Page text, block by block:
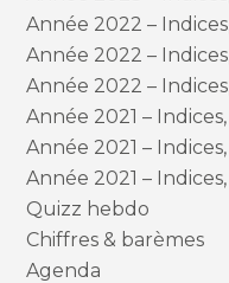
Année 2022 –
Année 2022 –
Année 2022 –
Année 2021 –
Année 2021 –
Année 2021 –
Quizz hebdo
Chiffres & barèmes
Agenda